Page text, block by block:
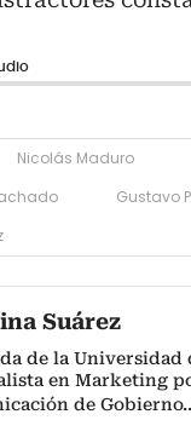
Nicolás Maduro
Gustavo
Suárez
de la Universidad
en Marketing
de Gobierno